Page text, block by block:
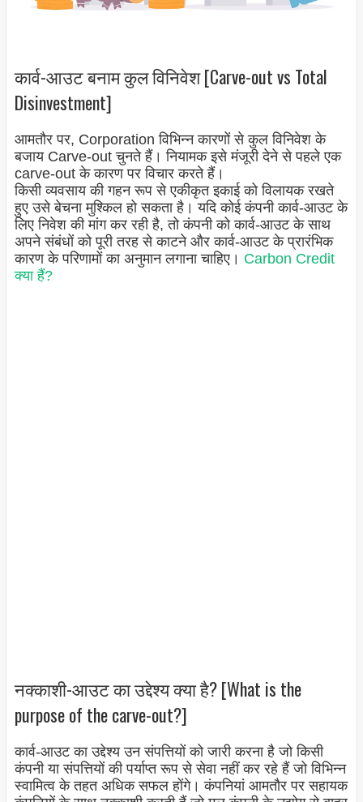
कार्व-आउट बनाम कुल विनिवेश [Carve-out vs Total
Disinvestment]
आमतौर पर, Corporation विभिन्न कारणों से कुल विनिवेश के
बजाय Carve-out चुनते हैं। नियामक इसे मंजूरी देने से पहले एक
carve-out के कारण पर विचार करते हैं।
किसी व्यवसाय की गहन रूप से एकीकृत इकाई को विलायक रखते
हुए उसे बेचना मुश्किल हो सकता है। यदि कोई कंपनी कार्व-आउट के
लिए निवेश की मांग कर रही है, तो कंपनी को कार्व-आउट के साथ
अपने संबंधों को पूरी तरह से काटने और कार्व-आउट के प्रारंभिक
कारण के परिणामों का अनुमान लगाना चाहिए। Carbon Credit
क्या हैं?
नक्काशी-आउट का उद्देश्य क्या है? [What is the
purpose of the carve-out?]
कार्व-आउट का उद्देश्य उन संपत्तियों को जारी करना है जो किसी
कंपनी या संपत्तियों की पर्याप्त रूप से सेवा नहीं कर रहे हैं जो विभिन्न
स्वामित्व के तहत अधिक सफल होंगे। कंपनियां आमतौर पर सहायक